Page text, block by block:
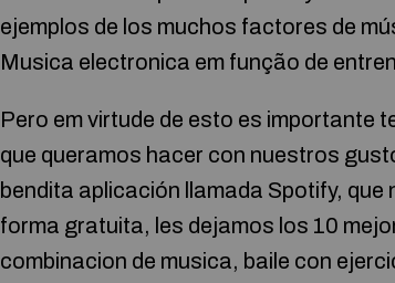
ejemplos de los muchos factores de
Musica electronica em função de
Pero em virtude de esto es importante
que queramos hacer con nuestros
bendita aplicación llamada Spotify,
forma gratuita, les dejamos los 10
combinacion de musica, baile con